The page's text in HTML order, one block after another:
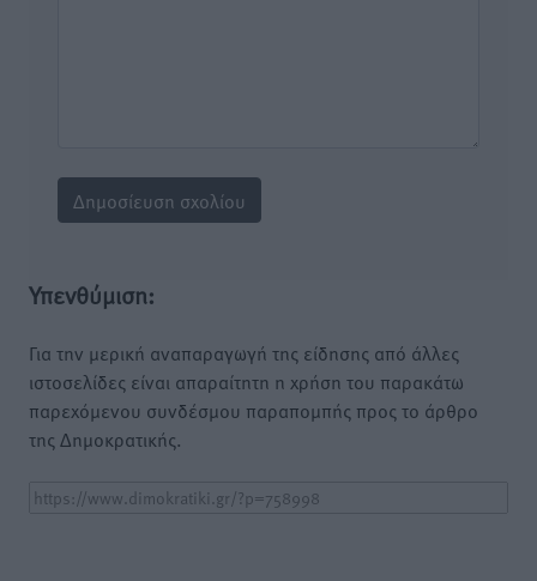
Υπενθύμιση:
Για την μερική αναπαραγωγή της είδησης από άλλες
ιστοσελίδες είναι απαραίτητη η χρήση του παρακάτω
παρεχόμενου συνδέσμου παραπομπής προς το άρθρο
της Δημοκρατικής.